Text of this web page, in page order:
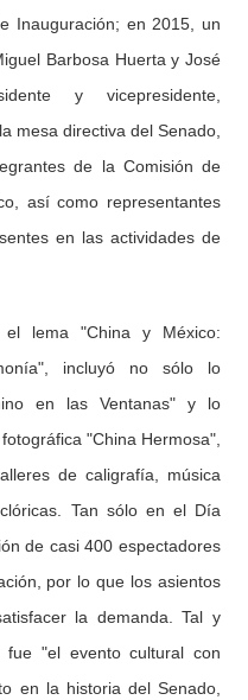
Inauguración; en 2015, un
Barbosa Huerta y José
y vicepresidente,
mesa directiva del Senado,
de la Comisión de
así como representantes
en las actividades de
lema "China y México:
incluyó no sólo lo
en las Ventanas" y lo
"China Hermosa",
de caligrafía, música
Tan sólo en el Día
de casi 400 espectadores
por lo que los asientos
la demanda. Tal y
"el evento cultural con
en la historia del Senado,